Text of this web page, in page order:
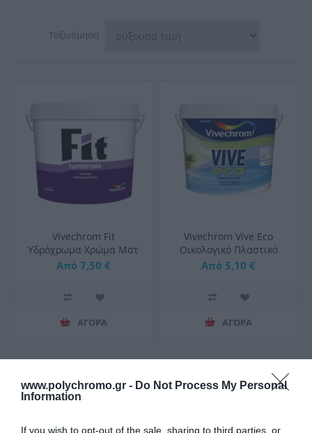
www.polychromo.gr - Do Not Process My Personal
Information
If you wish to opt-out of the sale, sharing to third parties, or
Ταξινόμηση
Vivechrom Fit
Υδρόχρωμα Χρώμα Ματ
για Συχνό Βάψιμο
Από 7,50 €
ΑΓΟΡΑ
Vivechrom Vive Eco
Οικολογικό Πλαστικό
Χρώμα Ματ Εσωτερικής
Από 5,10 €
ΑΓΟΡΑ